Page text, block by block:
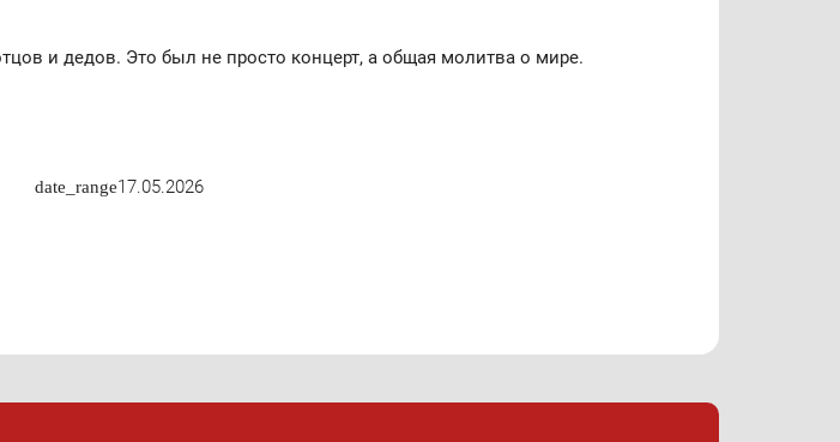
и дедов. Это был не просто концерт, а общая молитва о мире.
date_range17.05.2026